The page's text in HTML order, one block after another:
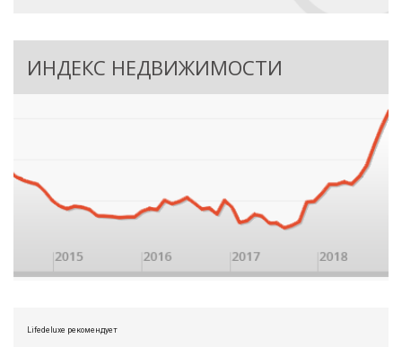
ИНДЕКС НЕДВИЖИМОСТИ
Lifedeluxe рекомендует